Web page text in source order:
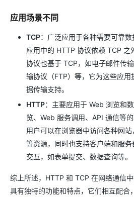
应用场景不同
TCP：广泛应用于各种需要可靠
应用中的 HTTP 协议依赖 TCP 之
协议也基于 TCP，如电子邮件传
输协议（FTP）等，它为这些应
据传输支持。
HTTP：主要应用于 Web 浏览和
览、Web 服务调用、API 通信等
用户可以在浏览器中访问各种网
等资源，同时也支持客户端和服
交互，如表单提交、数据查询等。
综上所述，HTTP 和 TCP 在网络通信
具有独特的功能和特点，它们相互配合